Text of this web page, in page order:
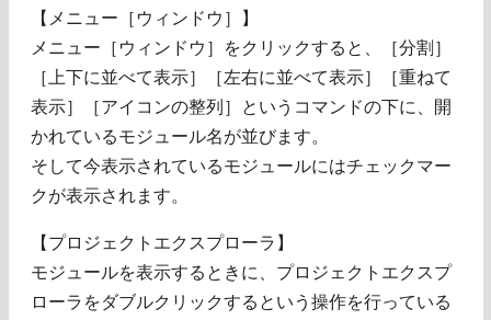
【メニュー［ウィンドウ］】
メニュー［ウィンドウ］をクリックすると、［分割］
［上下に並べて表示］［左右に並べて表示］［重ねて
表示］［アイコンの整列］というコマンドの下に、開
かれているモジュール名が並びます。
そして今表示されているモジュールにはチェックマー
クが表示されます。
【プロジェクトエクスプローラ】
モジュールを表示するときに、プロジェクトエクスプ
ローラをダブルクリックするという操作を行っている